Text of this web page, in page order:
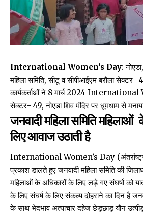
International Women’s Day:
महिला समिति, सीटू व सीपीआईएम बरौला सेक्टर-
कार्यकर्ताओं ने 8 मार्च 2024 International
सेक्टर- 49, नोएडा शिव मंदिर पर धूमधाम से
जनवादी महिला समिति
लिए आवाज उठाती है
International Women’s Day
प्रकाश डालते हुए जनवादी महिला समिति की
महिलाओं के अधिकारों के लिए लड़े गए संघर्षो को
के लिए संघर्ष के लिए संकल्प दोहराने का दिन है
के साथ भेदभाव अत्याचार दहेज छेड़छाड़ यौन